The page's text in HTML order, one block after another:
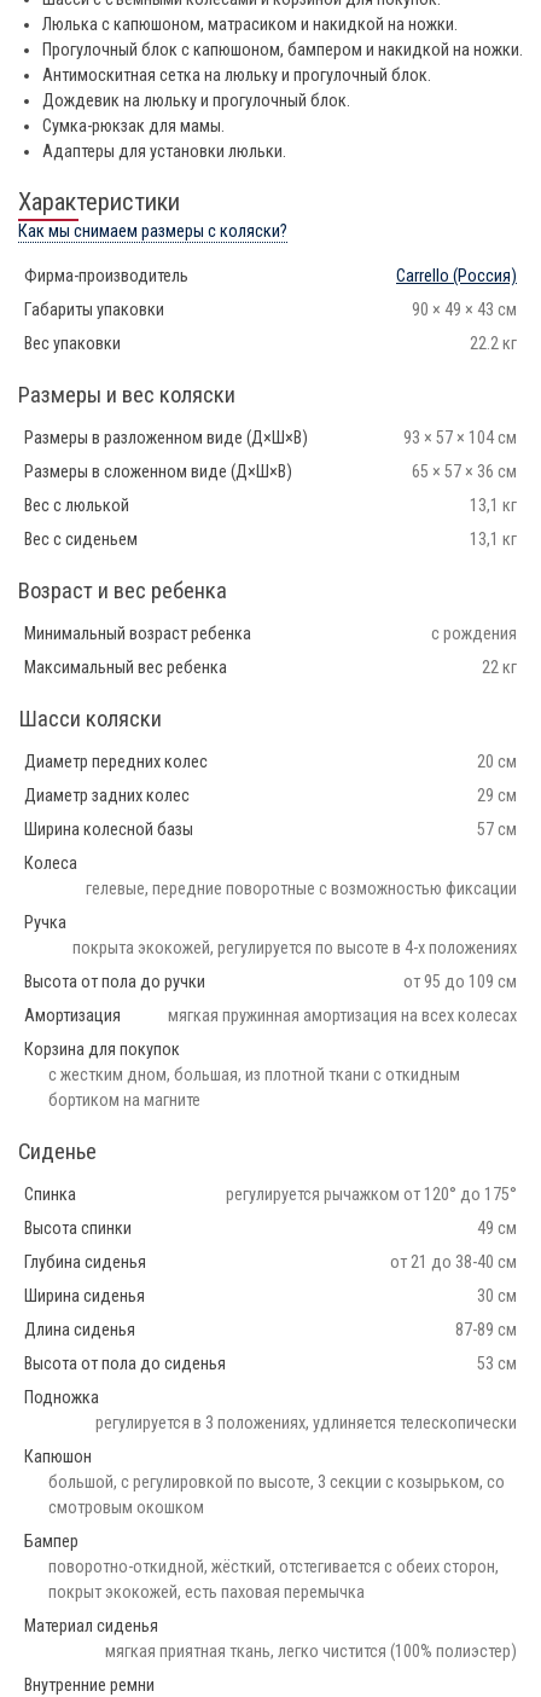
Люлька с капюшоном, матрасиком и накидкой на ножки.
Прогулочный блок с капюшоном, бампером и накидкой на ножки.
Антимоскитная сетка на люльку и прогулочный блок.
Дождевик на люльку и прогулочный блок.
Сумка-рюкзак для мамы.
Адаптеры для установки люльки.
Характеристики
Как мы снимаем размеры с коляски?
Фирма-производитель Carrello (Россия)
Габариты упаковки
90 × 49 × 43 см
Вес упаковки
22.2 кг
Размеры и вес коляски
Размеры в разложенном виде (Д×Ш×В)
93 × 57 × 104 см
Размеры в сложенном виде (Д×Ш×В)
65 × 57 × 36 см
Вес с люлькой
13,1 кг
Вес с сиденьем
13,1 кг
Возраст и вес ребенка
Минимальный возраст ребенка
с рождения
Максимальный вес ребенка
22 кг
Шасси коляски
Диаметр передних колес
20 см
Диаметр задних колес
29 см
Ширина колесной базы
57 см
Колеса
гелевые, передние поворотные с возможностью фиксации
Ручка
покрыта экокожей, регулируется по высоте в 4-х положениях
Высота от пола до ручки
от 95 до 109 см
Амортизация
мягкая пружинная амортизация на всех колесах
Корзина для покупок
с жестким дном, большая, из плотной ткани с откидным
бортиком на магните
Сиденье
Спинка
регулируется рычажком от 120° до 175°
Высота спинки
49 см
Глубина сиденья
от 21 до 38-40 см
Ширина сиденья
30 см
Длина сиденья
87-89 см
Высота от пола до сиденья
53 см
Подножка
регулируется в 3 положениях, удлиняется телескопически
Капюшон
большой, с регулировкой по высоте, 3 секции с козырьком, со
смотровым окошком
Бампер
поворотно-откидной, жёсткий, отстегивается с обеих сторон,
покрыт экокожей, есть паховая перемычка
Материал сиденья
мягкая приятная ткань, легко чистится (100% полиэстер)
Внутренние ремни